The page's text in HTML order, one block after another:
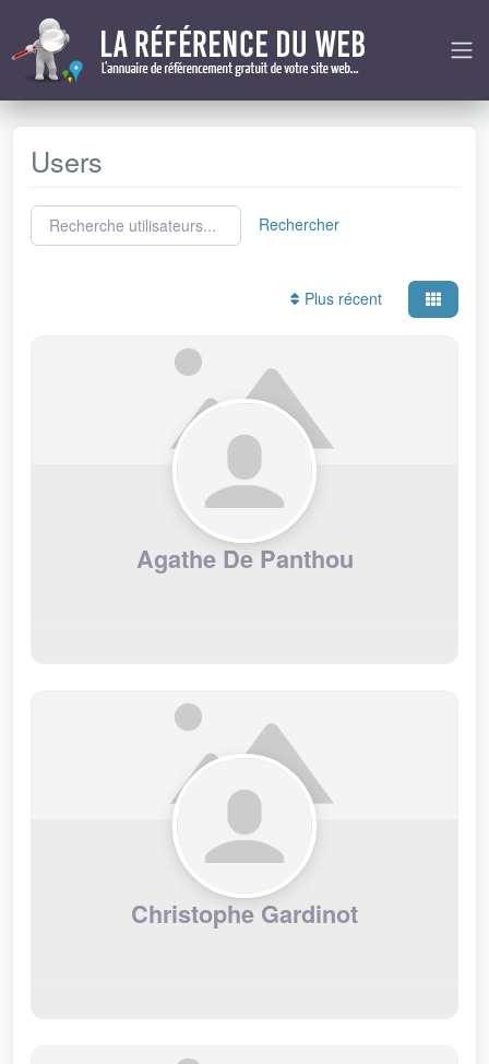
Users
Recherche utilisateurs...
Recherche utilisateurs... Rechercher
Plus récent
Agathe De Panthou
Christophe Gardinot